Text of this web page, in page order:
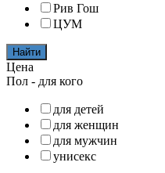
Рив Гош
ЦУМ
Найти
Цена
Пол - для кого
для детей
для женщин
для мужчин
унисекс